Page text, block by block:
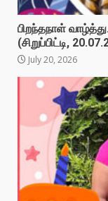
பிறந்தநாள்
(சிறுப்பிட்டி,
July 20, 2026